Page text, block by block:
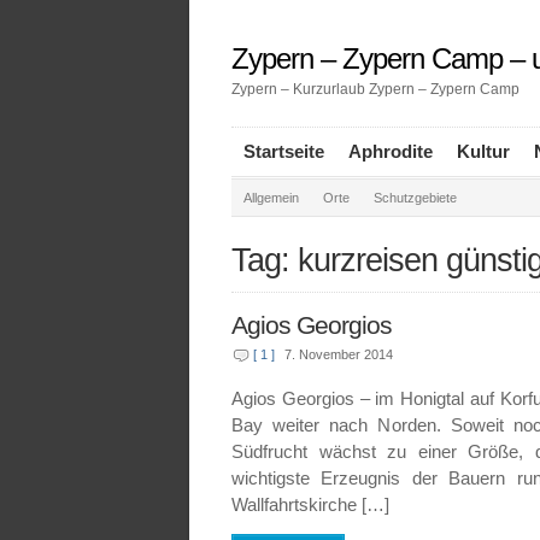
Zypern – Zypern Camp –
Zypern – Kurzurlaub Zypern – Zypern Camp
Startseite Aphrodite Kultur
Allgemein Orte Schutzgebiete
Tag: kurzreisen
Agios Georgios
[ 1 ] 7. November 2014
Agios Georgios – im Honigtal auf
Bay weiter nach Norden. Soweit
Südfrucht wächst zu einer Größe,
wichtigste Erzeugnis der Bauern
Wallfahrtskirche […]